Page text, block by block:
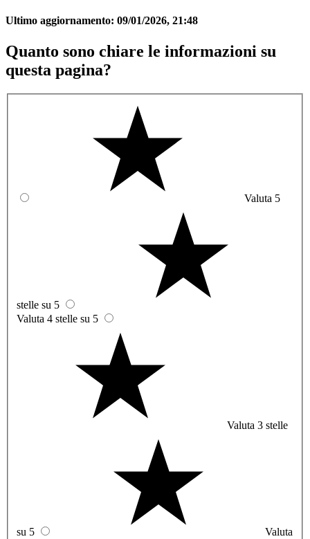
Ultimo aggiornamento: 09/01/2026, 21:48
Quanto sono chiare le informazioni su
questa pagina?
Valuta 5
stelle su 5
Valuta 4 stelle su 5
Valuta 3 stelle
su 5
Valuta